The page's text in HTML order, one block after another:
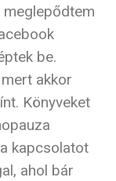
be.
akkor
Könyveket
kapcsolatot
ahol bár